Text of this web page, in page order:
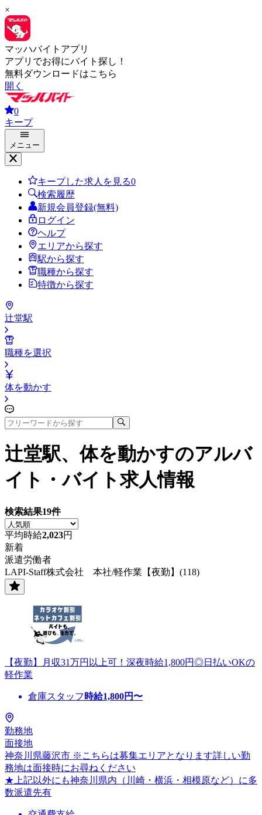
×
マッハバイトアプリ
アプリでお得にバイト探し！
無料ダウンロードはこちら
開く
0
キープ
メニュー
キープした求人を見る0
検索履歴
新規会員登録(無料)
ログイン
ヘルプ
エリアから探す
駅から探す
職種から探す
特徴から探す
辻堂駅
職種を選択
体を動かす
辻堂駅、体を動かすのアルバ
イト・バイト求人情報
検索結果19件
平均時給2,023円
新着
派遣労働者
LAPI-Staff株式会社 本社/軽作業【夜勤】(118)
【夜勤】月収31万円以上可！深夜時給1,800円◎日払いOKの
軽作業
倉庫スタッフ 時給1,800円〜
勤務地
面接地
神奈川県藤沢市 ※こちらは募集エリアとなります詳しい勤
務地は面接時にお尋ねください
★上記以外にも神奈川県内（川崎・横浜・相模原など）に多
数派遣先有